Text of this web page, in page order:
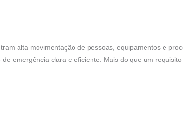
alta movimentação de pessoas, equipamentos e
emergência clara e eficiente. Mais do que um requisito